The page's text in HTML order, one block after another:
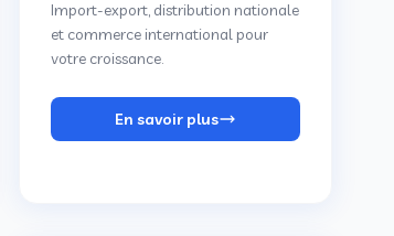
Import-export, distribution nationale
et commerce international pour
votre croissance.
En savoir plus